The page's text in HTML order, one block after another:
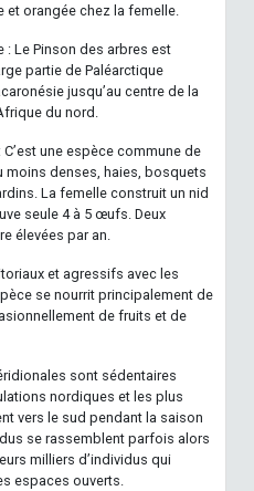
et orangée chez la femelle.
: Le Pinson des arbres est
partie de Paléarctique
jusqu’au centre de la
du nord.
une espèce commune de
moins denses, haies, bosquets
La femelle construit un nid
seule 4 à 5 œufs. Deux
élevées par an.
et agressifs avec les
se nourrit principalement de
de fruits et de
sont sédentaires
nordiques et les plus
vers le sud pendant la saison
se rassemblent parfois alors
milliers d’individus qui
espaces ouverts.